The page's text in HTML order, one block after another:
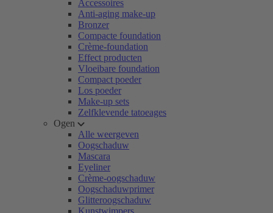
Accessoires
Anti-aging make-up
Bronzer
Compacte foundation
Crème-foundation
Effect producten
Vloeibare foundation
Compact poeder
Los poeder
Make-up sets
Zelfklevende tatoeages
Ogen
Alle weergeven
Oogschaduw
Mascara
Eyeliner
Crème-oogschaduw
Oogschaduwprimer
Glitteroogschaduw
Kunstwimpers